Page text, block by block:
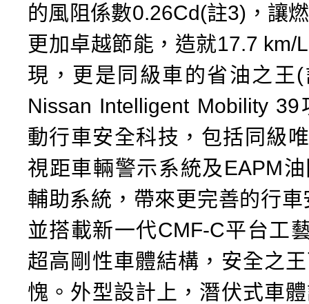
的風阻係數0.26Cd(註3)，讓
更加卓越節能，造就17.7 km/
現，更是同級車的省油之王
Nissan Intelligent Mobility
動行車安全科技，包括同級
視距車輛警示系統及EAPM
輔助系統，帶來更完善的行
並搭載新一代CMF-C平台工
超高剛性車體結構，安全之
愧。外型設計上，潛伏式車